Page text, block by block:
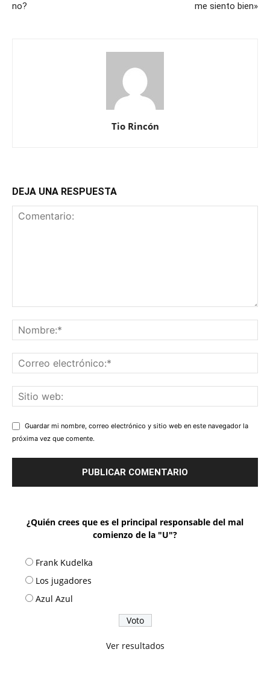
no?
me siento bien»
Tio Rincón
DEJA UNA RESPUESTA
Guardar mi nombre, correo electrónico y sitio web en este navegador la
próxima vez que comente.
¿Quién crees que es el principal responsable del mal
comienzo de la "U"?
Frank Kudelka
Los jugadores
Azul Azul
Ver resultados